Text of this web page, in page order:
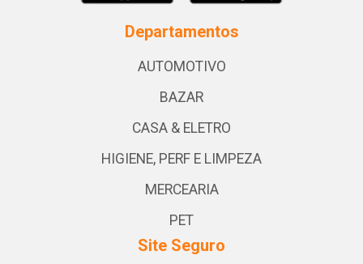
Departamentos
AUTOMOTIVO
BAZAR
CASA & ELETRO
HIGIENE, PERF E LIMPEZA
MERCEARIA
PET
Site Seguro